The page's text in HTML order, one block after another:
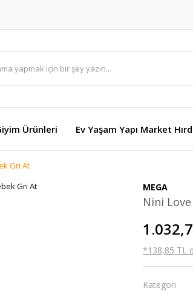
Ürünleri Ev Yaşam Yapı Market
Gri At
MEGA
Nini
*138,85 TL
Kategori